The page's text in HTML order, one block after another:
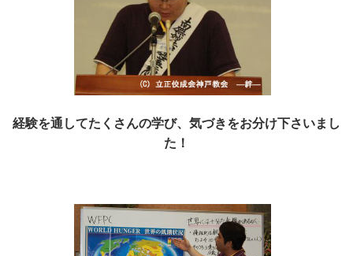
経験を通してたくさんの学び、気づきをお分け下さいまし
た！